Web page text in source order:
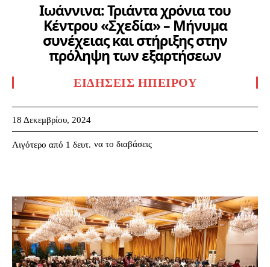
Ιωάννινα: Τριάντα χρόνια του
Κέντρου «Σχεδία» – Μήνυμα
συνέχειας και στήριξης στην
πρόληψη των εξαρτήσεων
ΕΙΔΉΣΕΙΣ ΗΠΕΊΡΟΥ
18 Δεκεμβρίου, 2024
Λιγότερο από 1 δευτ. να το διαβάσεις